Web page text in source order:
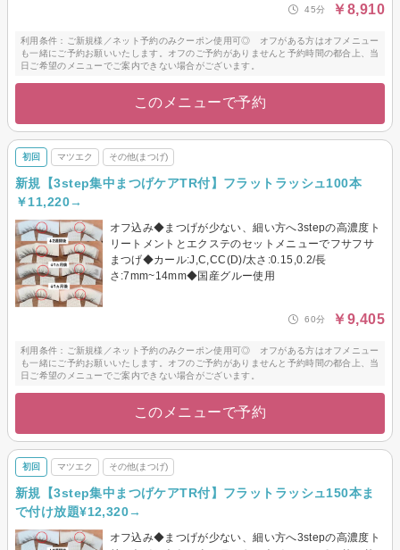
45分 ￥8,910
利用条件：ご新規様／ネット予約のみクーポン使用可◎ オフがある方はオフメニュー
も一緒にご予約お願いいたします。オフのご予約がありませんと予約時間の都合上、当
日ご希望のメニューでご案内できない場合がございます。
このメニューで予約
初回 マツエク その他(まつげ)
新規【3step集中まつげケアTR付】フラットラッシュ100本
￥11,220→
オフ込み◆まつげが少ない、細い方へ3stepの高濃度ト
リートメントとエクステのセットメニューでフサフサ
まつげ◆カール:J,C,CC(D)/太さ:0.15,0.2/長
さ:7mm~14mm◆国産グルー使用
60分 ￥9,405
利用条件：ご新規様／ネット予約のみクーポン使用可◎ オフがある方はオフメニュー
も一緒にご予約お願いいたします。オフのご予約がありませんと予約時間の都合上、当
日ご希望のメニューでご案内できない場合がございます。
このメニューで予約
初回 マツエク その他(まつげ)
新規【3step集中まつげケアTR付】フラットラッシュ150本ま
で付け放題¥12,320→
オフ込み◆まつげが少ない、細い方へ3stepの高濃度ト